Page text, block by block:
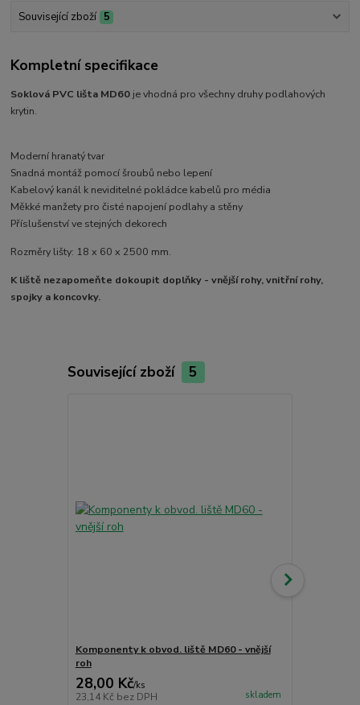
Související zboží 5
Kompletní specifikace
Soklová PVC lišta MD60 je vhodná pro všechny druhy podlahových
krytin.
Moderní hranatý tvar
Snadná montáž pomocí šroubů nebo lepení
Kabelový kanál k neviditelné pokládce kabelů pro média
Měkké manžety pro čisté napojení podlahy a stěny
Příslušenství ve stejných dekorech
Rozměry lišty: 18 x 60 x 2500 mm.
K liště nezapomeňte dokoupit doplňky - vnější rohy, vnitřní rohy,
spojky a koncovky.
Související zboží 5
Komponenty k obvod. liště MD60 - vnější
roh
28,00 Kč/ks
23,14 Kč bez DPH skladem